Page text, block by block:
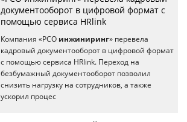
документооборот в цифровой формат с
помощью сервиса HRlink
Компания «РСО инжиниринг» перевела
кадровый документооборот в цифровой формат
с помощью сервиса HRlink. Переход на
безбумажный документооборот позволил
снизить нагрузку на сотрудников, а также
ускорил процес